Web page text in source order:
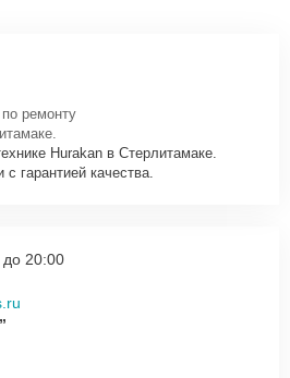
ремонту
Hurakan в Стерлитамаке.
гарантией качества.
20:00